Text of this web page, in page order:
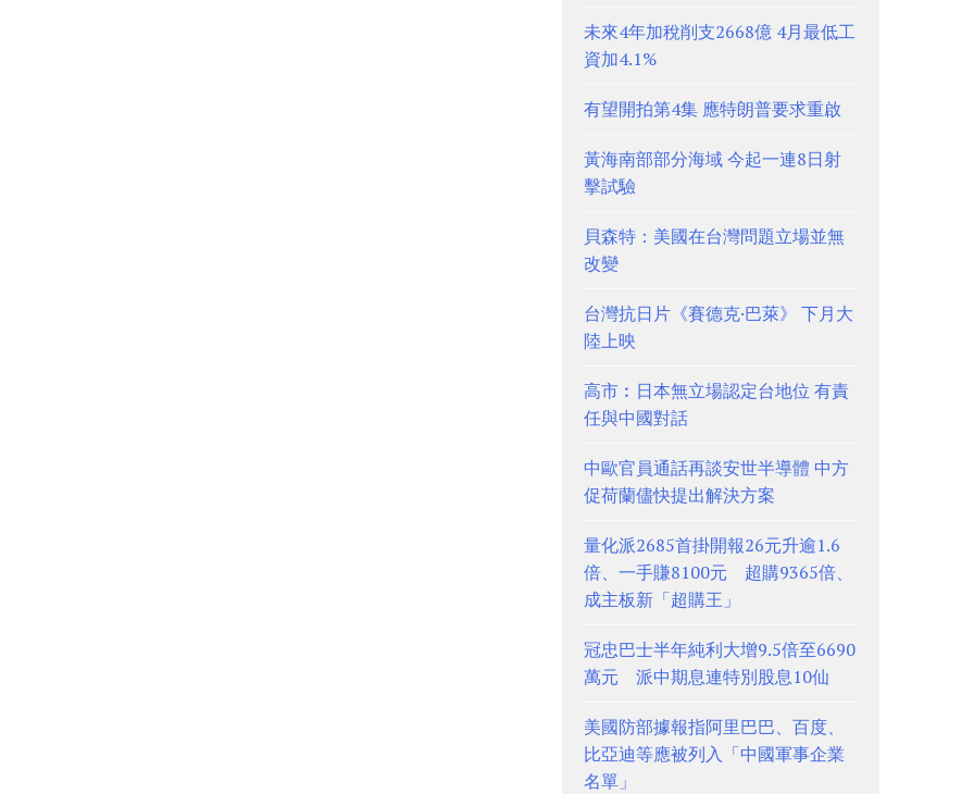
未來4年加稅削支2668億 4月最低工
資加4.1%
有望開拍第4集 應特朗普要求重啟
黃海南部部分海域 今起一連8日射
擊試驗
貝森特：美國在台灣問題立場並無
改變
台灣抗日片《賽德克·巴萊》 下月大
陸上映
高市︰日本無立場認定台地位 有責
任與中國對話
中歐官員通話再談安世半導體 中方
促荷蘭儘快提出解決方案
量化派2685首掛開報26元升逾1.6
倍、一手賺8100元 超購9365倍、
成主板新「超購王」
冠忠巴士半年純利大增9.5倍至6690
萬元 派中期息連特別股息10仙
美國防部據報指阿里巴巴、百度、
比亞迪等應被列入「中國軍事企業
名單」